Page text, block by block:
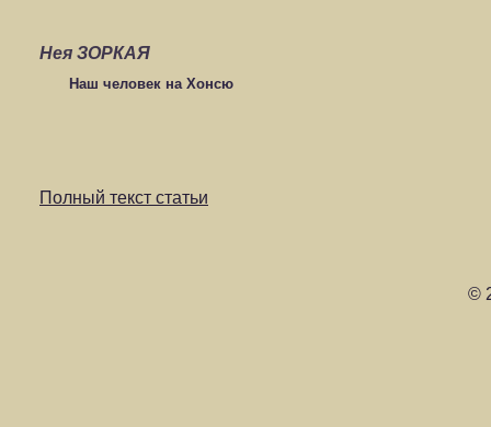
Нея ЗОРКАЯ
Наш человек на Хонсю
Полный текст статьи
©